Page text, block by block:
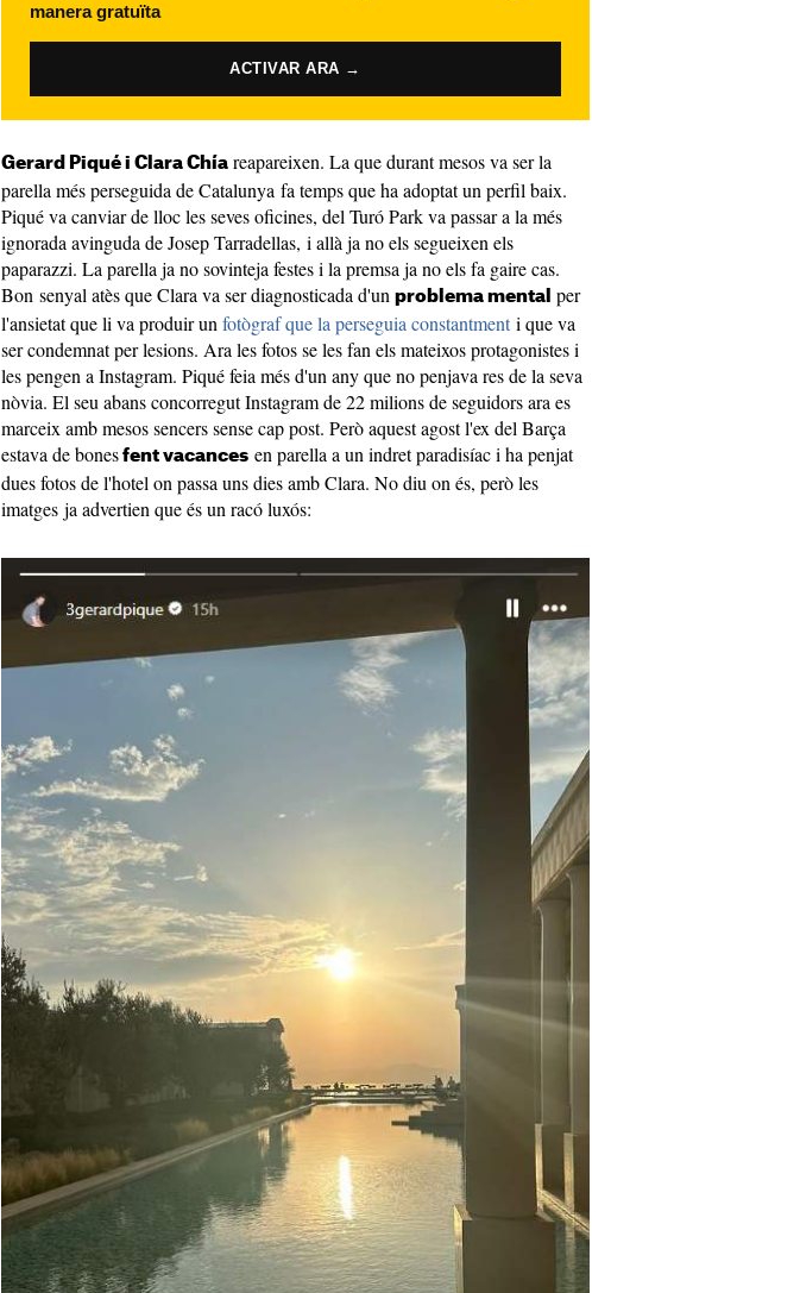
manera gratuïta
ACTIVAR ARA →
Gerard Piqué i Clara Chía reapareixen. La que durant mesos va ser la
parella més perseguida de Catalunya fa temps que ha adoptat un perfil baix.
Piqué va canviar de lloc les seves oficines, del Turó Park va passar a la més
ignorada avinguda de Josep Tarradellas, i allà ja no els segueixen els
paparazzi. La parella ja no sovinteja festes i la premsa ja no els fa gaire cas.
Bon senyal atès que Clara va ser diagnosticada d'un problema mental per
l'ansietat que li va produir un fotògraf que la perseguia constantmenti que va
ser condemnat per lesions. Ara les fotos se les fan els mateixos protagonistes i
les pengen a Instagram. Piqué feia més d'un any que no penjava res de la seva
nòvia. El seu abans concorregut Instagram de 22 milions de seguidors ara es
marceix amb mesos sencers sense cap post. Però aquest agost l'ex del Barça
estava de bones fent vacances en parella a un indret paradisíac i ha penjat
dues fotos de l'hotel on passa uns dies amb Clara. No diu on és, però les
imatges ja advertien que és un racó luxós: